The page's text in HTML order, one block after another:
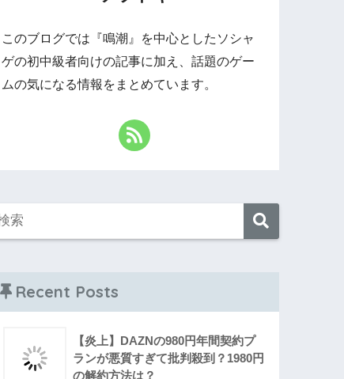
このブログでは『鳴潮』を中心としたソシャ
ゲの初中級者向けの記事に加え、話題のゲー
ムの気になる情報をまとめています。
Recent Posts
【炎上】DAZNの980円年間契約プ
ランが悪質すぎて批判殺到？1980円
の解約方法は？